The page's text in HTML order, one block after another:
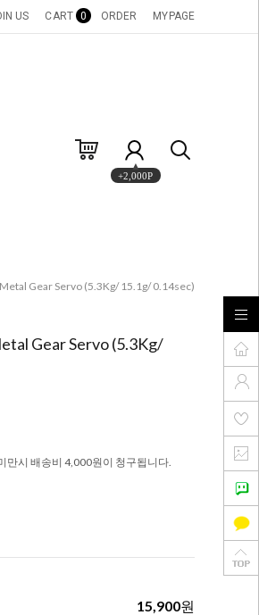
US CART 0 ORDER MYPAGE
+2,000P
Gear Servo (5.3Kg/ 15.1g/ 0.14sec)
Gear Servo (5.3Kg/
만시 배송비 4,000원이 청구됩니다.
15,900원